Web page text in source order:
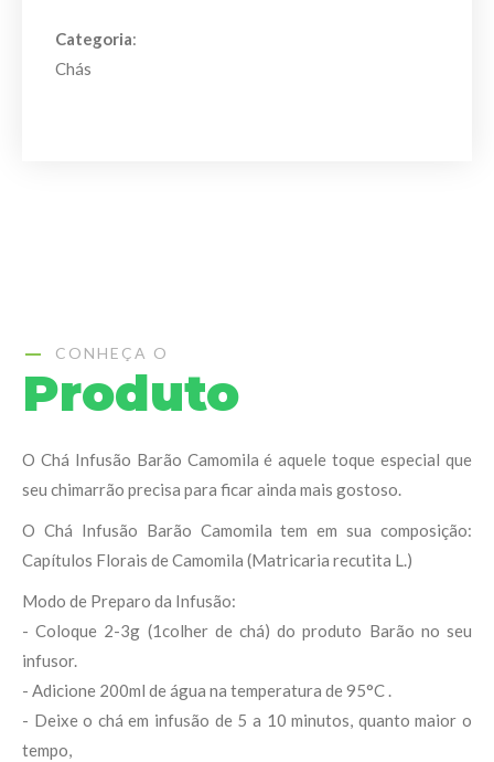
Categoria:
Chás
CONHEÇA O
Produto
O Chá Infusão Barão Camomila é aquele toque especial que
seu chimarrão precisa para ficar ainda mais gostoso.
O Chá Infusão Barão Camomila tem em sua composição:
Capítulos Florais de Camomila (Matricaria recutita L.)
Modo de Preparo da Infusão:
- Coloque 2-3g (1colher de chá) do produto Barão no seu
infusor.
- Adicione 200ml de água na temperatura de 95°C .
- Deixe o chá em infusão de 5 a 10 minutos, quanto maior o
tempo,